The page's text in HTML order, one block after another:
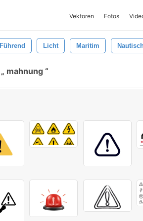
Vektoren Fotos
Führend Licht Maritim
mahnung